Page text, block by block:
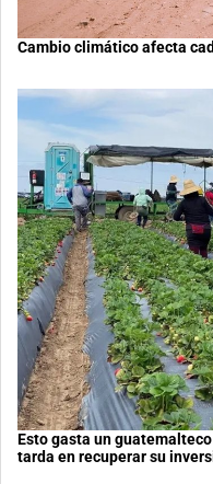
Cambio climático afecta
Esto gasta un
tarda en recuperar su